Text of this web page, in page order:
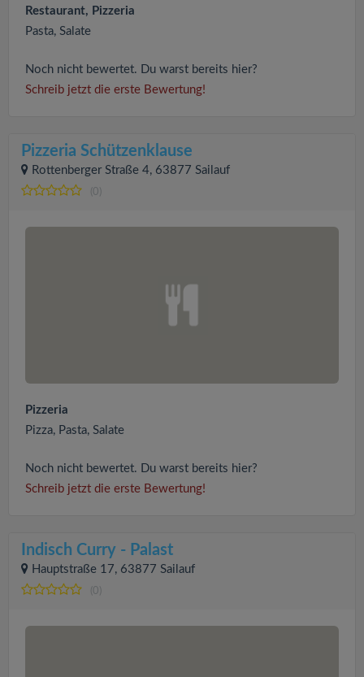
Restaurant, Pizzeria
Pasta, Salate
Noch nicht bewertet. Du warst bereits hier?
Schreib jetzt die erste Bewertung!
Pizzeria Schützenklause
Rottenberger Straße 4, 63877 Sailauf
(0)
Pizzeria
Pizza, Pasta, Salate
Noch nicht bewertet. Du warst bereits hier?
Schreib jetzt die erste Bewertung!
Indisch Curry - Palast
Hauptstraße 17, 63877 Sailauf
(0)